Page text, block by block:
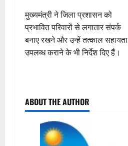
मुख्यमंत्री ने जिला प्रशासन को
प्रभावित परिवारों से लगातार संपर्क
बनाए रखने और उन्हें तत्काल सहायता
उपलब्ध कराने के भी निर्देश दिए हैं।
o
ABOUT THE AUTHOR